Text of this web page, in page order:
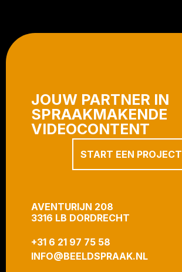
JOUW PARTNER IN
SPRAAKMAKENDE
VIDEOCONTENT
START EEN PROJECT
AVENTURIJN 208
3316 LB DORDRECHT
+31 6 21 97 75 58
INFO@BEELDSPRAAK.NL